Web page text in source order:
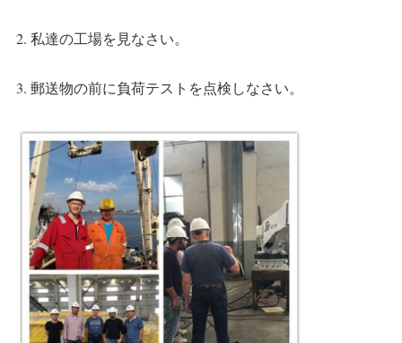
2. 私達の工場を見なさい。
3. 郵送物の前に負荷テストを点検しなさい。